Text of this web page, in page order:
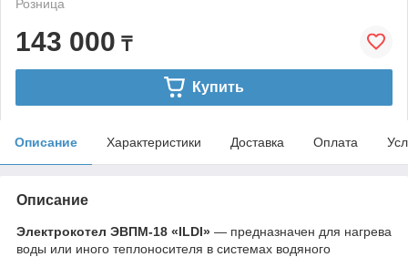
Розница
143 000 ₸
Купить
Описание Характеристики Доставка Оплата
Описание
Электрокотел ЭВПМ-18 «ILDI» — предназначен для нагрева
воды или иного теплоносителя в системах водяного